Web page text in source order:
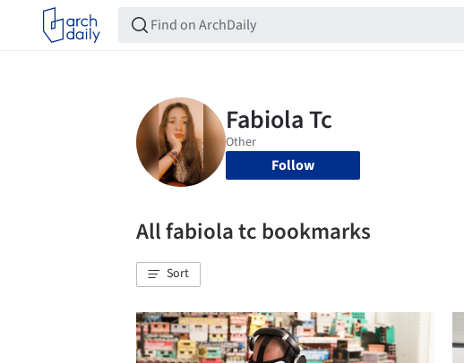
Follow
All fabiola tc bookmarks
Sort